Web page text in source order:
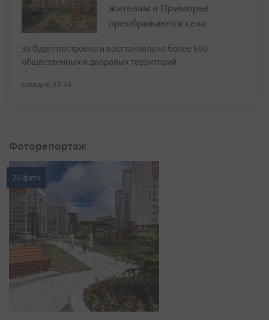
жителям в Приморье
преображаются села
За будет построено и восстановлено более 600
общественных и дворовых территорий
сегодня, 22:34
Фоторепортаж
20 фото